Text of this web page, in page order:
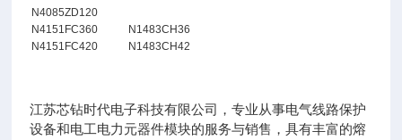
N4085ZD120
N4151FC360
N1483CH36
N4151FC420
N1483CH42
江苏芯钻时代电子科技有限公司，专业从事电气线路保护
设备和电工电力元器件模块的服务与销售，具有丰富的熔